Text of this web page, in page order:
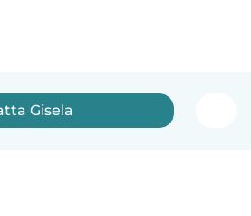
Gisela